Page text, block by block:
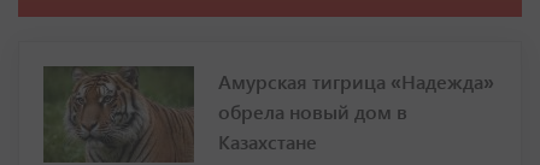
Амурская тигрица «Надежда»
обрела новый дом в
Казахстане